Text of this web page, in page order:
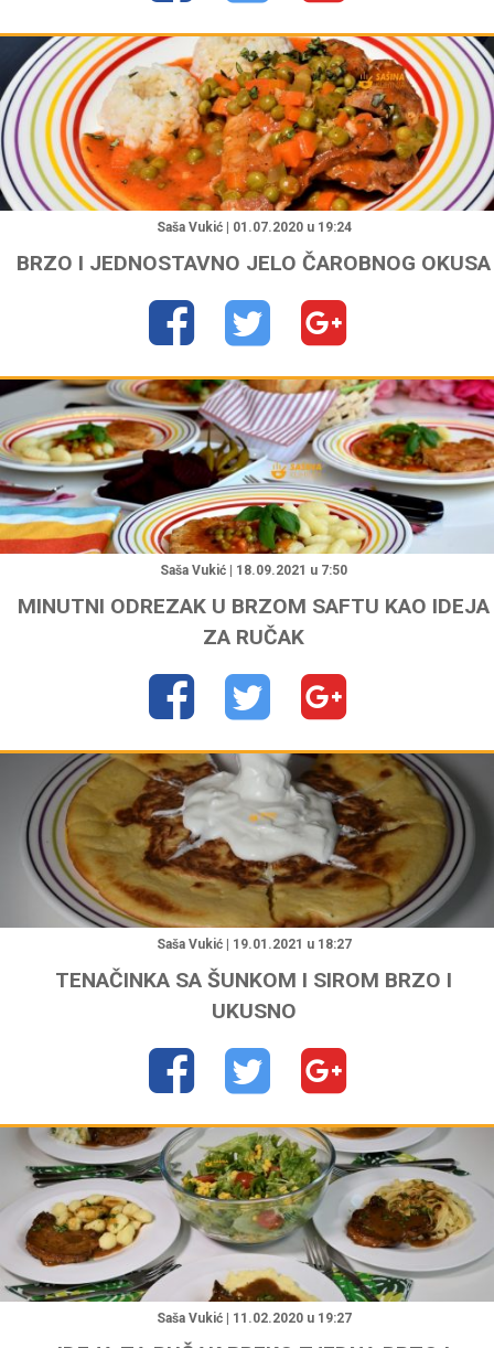
"
Saša Vukić | 01.07.2020 u 19:24
BRZO I JEDNOSTAVNO JELO ČAROBNOG OKUSA
"
Saša Vukić | 18.09.2021 u 7:50
MINUTNI ODREZAK U BRZOM SAFTU KAO IDEJA
ZA RUČAK
Saša Vukić | 19.01.2021 u 18:27
TENAČINKA SA ŠUNKOM I SIROM BRZO I
UKUSNO
"
Saša Vukić | 11.02.2020 u 19:27